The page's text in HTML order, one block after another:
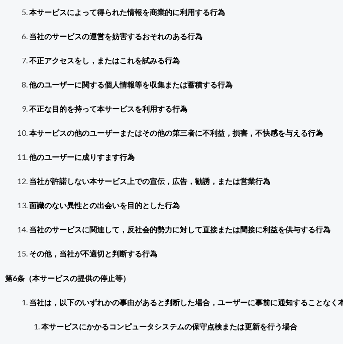
本サービスによって得られた情報を商業的に利用する行為
当社のサービスの運営を妨害するおそれのある行為
不正アクセスをし，またはこれを試みる行為
他のユーザーに関する個人情報等を収集または蓄積する行為
不正な目的を持って本サービスを利用する行為
本サービスの他のユーザーまたはその他の第三者に不利益，損害，不快感を与える行為
他のユーザーに成りすます行為
当社が許諾しない本サービス上での宣伝，広告，勧誘，または営業行為
面識のない異性との出会いを目的とした行為
当社のサービスに関連して，反社会的勢力に対して直接または間接に利益を供与する行為
その他，当社が不適切と判断する行為
第6条（本サービスの提供の停止等）
当社は，以下のいずれかの事由があると判断した場合，ユーザーに事前に通知することな
本サービスにかかるコンピュータシステムの保守点検または更新を行う場合